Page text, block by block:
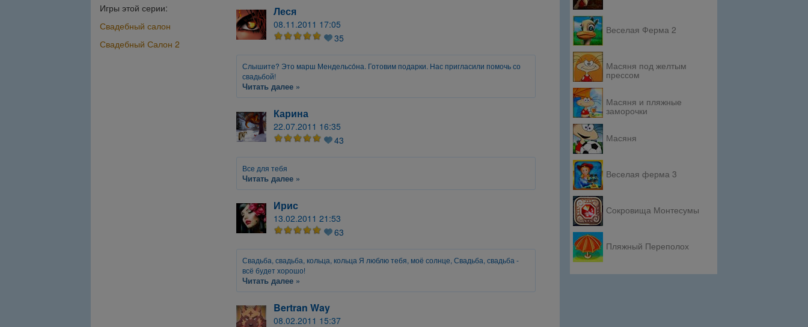
Игры этой серии:
Свадебный салон
Свадебный Салон 2
Леся
08.11.2011 17:05
35
Слышите? Это марш Мендельсо́на. Готовим подарки. Нас пригласили помочь со
свадьбой!
Читать далее »
Карина
22.07.2011 16:35
43
Все для тебя
Читать далее »
Ирис
13.02.2011 21:53
63
Свадьба, свадьба, кольца, кольца Я люблю тебя, моё солнце, Свадьба, свадьба -
всё будет хорошо!
Читать далее »
Bertran Way
08.02.2011 15:37
Веселая Ферма 2
Масяня под желтым
прессом
Масяня и пляжные
заморочки
Масяня
Веселая ферма 3
Сокровища Монтесумы
Пляжный Переполох